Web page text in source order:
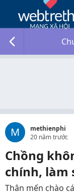
M
methienphi
20 năm trước
Chồng
chính, làm
Thân mến chào